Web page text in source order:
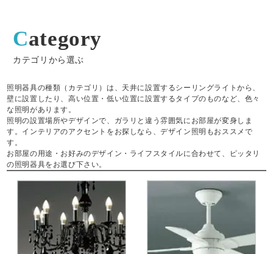
Category
カテゴリから選ぶ
照明器具の種類（カテゴリ）は、天井に設置するシーリングライトから、
壁に設置したり、高い位置・低い位置に設置するタイプのものなど、色々
な照明があります。
照明の設置場所やデザインで、ガラリと違う雰囲気にお部屋が変身しま
す。インテリアのアクセントをお探しなら、デザイン照明もおススメで
す。
お部屋の用途・お好みのデザイン・ライフスタイルに合わせて、ピッタリ
の照明器具をお選び下さい。